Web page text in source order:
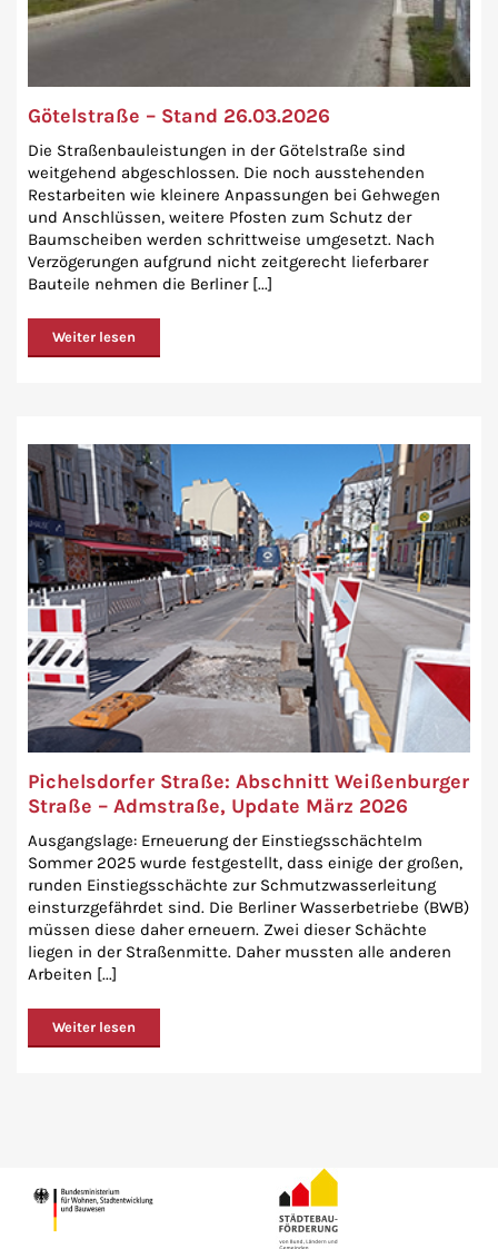
Götelstraße – Stand 26.03.2026
Die Straßenbauleistungen in der Götelstraße sind
weitgehend abgeschlossen. Die noch ausstehenden
Restarbeiten wie kleinere Anpassungen bei Gehwegen
und Anschlüssen, weitere Pfosten zum Schutz der
Baumscheiben werden schrittweise umgesetzt. Nach
Verzögerungen aufgrund nicht zeitgerecht lieferbarer
Bauteile nehmen die Berliner [...]
Weiter lesen
Pichelsdorfer Straße: Abschnitt Weißenburger
Straße – Admstraße, Update März 2026
Ausgangslage: Erneuerung der EinstiegsschächteIm
Sommer 2025 wurde festgestellt, dass einige der großen,
runden Einstiegsschächte zur Schmutzwasserleitung
einsturzgefährdet sind. Die Berliner Wasserbetriebe (BWB)
müssen diese daher erneuern. Zwei dieser Schächte
liegen in der Straßenmitte. Daher mussten alle anderen
Arbeiten [...]
Weiter lesen